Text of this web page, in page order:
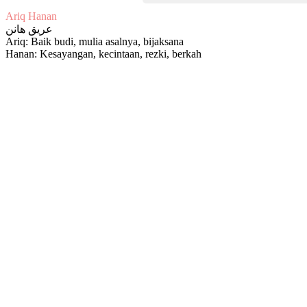
Ariq Hanan
عريق هانن
Ariq: Baik budi, mulia asalnya, bijaksana
Hanan: Kesayangan, kecintaan, rezki, berkah